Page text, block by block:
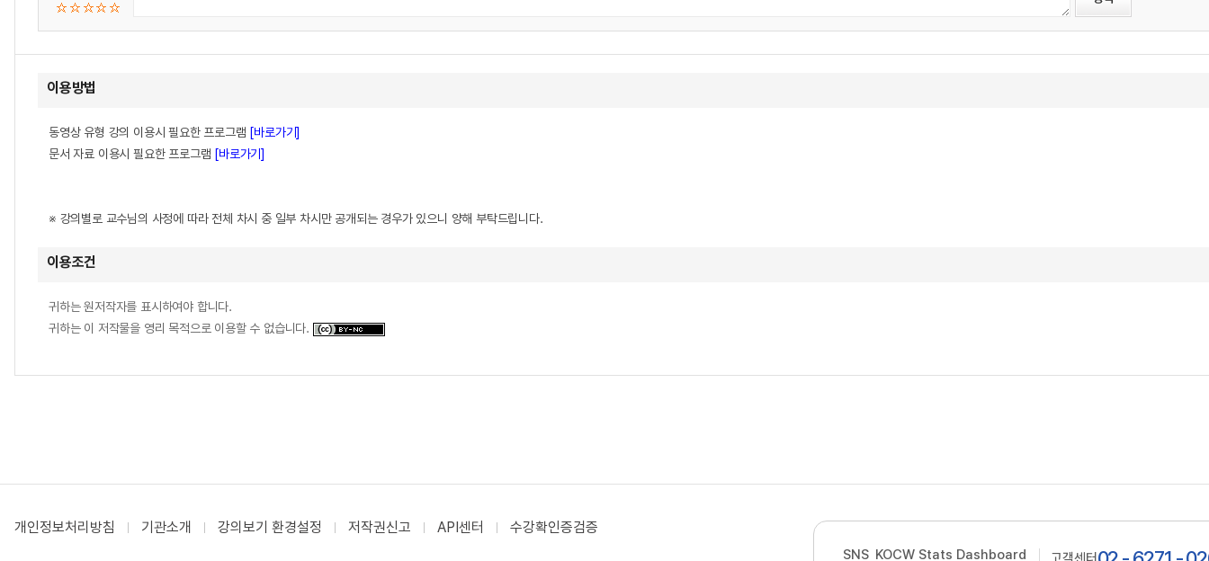
이용방법
동영상 유형 강의 이용시 필요한 프로그램 [바로가기]
문서 자료 이용시 필요한 프로그램 [바로가기]
※ 강의별로 교수님의 사정에 따라 전체 차시 중 일부 차시만 공개되는 경우가 있으니 양해 부탁드립니다.
이용조건
귀하는 원저작자를 표시하여야 합니다.
귀하는 이 저작물을 영리 목적으로 이용할 수 없습니다.
개인정보처리방침 기관소개 강의보기 환경설정 저작권신고 API센터 수강확인증검증
SNS KOCW Stats Dashboard